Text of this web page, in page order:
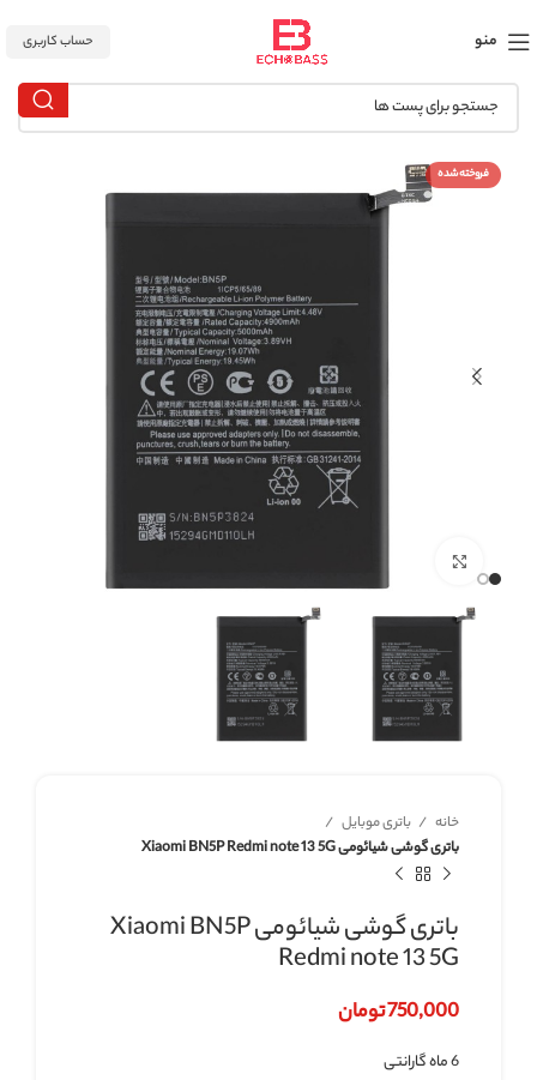
منو حساب کاربری
فروخته شده
خانه
باتری موبایل
باتری گوشی شیائومی Xiaomi BN5P Redmi note 13 5G
باتری گوشی شیائومی Xiaomi BN5P
Redmi note 13 5G
750,000تومان
6 ماه گارانتی